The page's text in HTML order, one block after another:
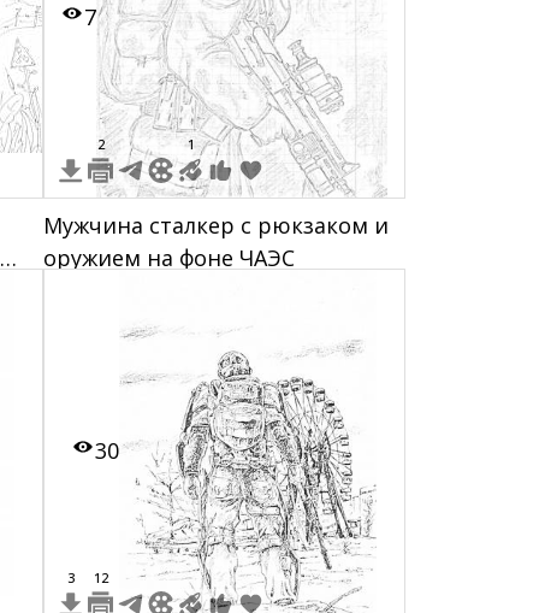
7
2 1
Мужчина сталкер с рюкзаком и
оружием на фоне ЧАЭС
30
3 12